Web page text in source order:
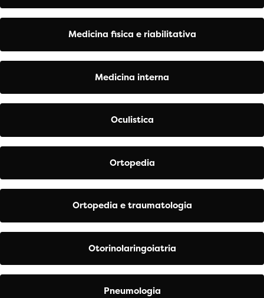
Medicina fisica e riabilitativa
Medicina interna
Oculistica
Ortopedia
Ortopedia e traumatologia
Otorinolaringoiatria
Pneumologia